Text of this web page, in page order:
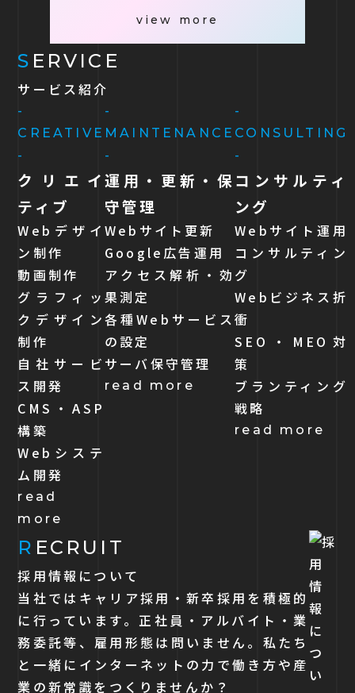
view more
S ERVICE
サービス紹介
-
CREATIVE
-
クリエイ
ティブ
Webデザイ
ン制作
動画制作
グラフィッ
クデザイン
制作
自社サービ
ス開発
CMS・ASP
構築
Webシステ
ム開発
read
more
-
MAINTENANCE
-
運用・更新・保
守管理
Webサイト更新
Google広告運用
アクセス解析・効
果測定
各種Webサービス
の設定
サーバ保守管理
read more
-
CONSULTING
-
コンサルティ
ング
Webサイト運用
コンサルティン
グ
Webビジネス折
衝
SEO・MEO対
策
ブランティング
戦略
read more
R ECRUIT
採用情報について
当社ではキャリア採用・新卒採用を積極的
に行っています。正社員・アルバイト・業
務委託等、雇用形態は問いません。私たち
と一緒にインターネットの力で働き方や産
業の新常識をつくりませんか？